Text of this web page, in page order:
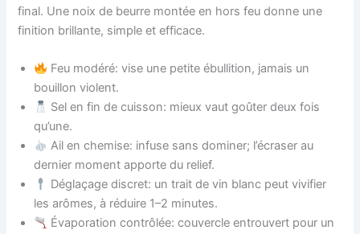
final. Une noix de beurre montée en hors feu donne une
finition brillante, simple et efficace.
Feu modéré: vise une petite ébullition, jamais un
bouillon violent.
Sel en fin de cuisson: mieux vaut goûter deux fois
qu’une.
Ail en chemise: infuse sans dominer; l’écraser au
dernier moment apporte du relief.
Déglaçage discret: un trait de vin blanc peut vivifier
les arômes, à réduire 1–2 minutes.
Évaporation contrôlée: couvercle entrouvert pour un